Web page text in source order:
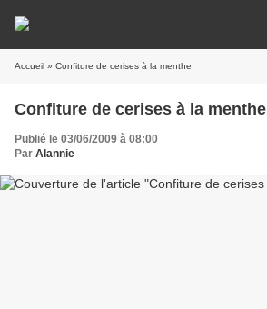
Accueil » Confiture de cerises à la menthe
Confiture de cerises à la menthe
Publié le 03/06/2009 à 08:00
Par Alannie